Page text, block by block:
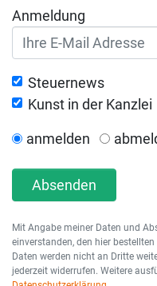
Anmeldung
Steuernews
Kunst in der Kanzlei
anmelden
Absenden
Mit Angabe meiner Daten und
einverstanden, den hier
Daten werden nicht an Dritte
jederzeit widerrufen. Weitere